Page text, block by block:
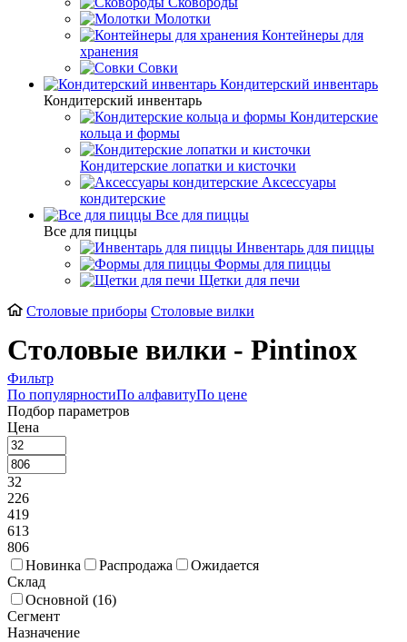
Молотки
Контейнеры для
хранения
Совки
Кондитерский инвентарь
Кондитерский инвентарь
Кондитерские
кольца и формы
Кондитерские лопатки и кисточки
Аксессуары
кондитерские
Все для пиццы
Все для пиццы
Инвентарь для пиццы
Формы для пиццы
Щетки для печи
Cтоловые приборы Столовые вилки
Столовые вилки - Pintinox
Фильтр
По популярностиПо алфавитуПо цене
Подбор параметров
Цена
32
226
419
613
806
Новинка
Распродажа
Ожидается
Склад
Основной (16)
Сегмент
Назначение